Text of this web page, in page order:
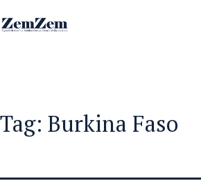
naar
Tag: Burkina Faso